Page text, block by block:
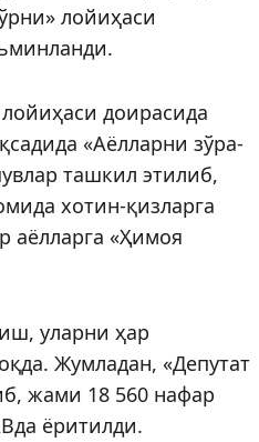
лойи­ҳаси
дои­расида
«Аёлларни зўра­
ташкил этилиб,
хотин-қизларга
аёлларга «Ҳимоя
уларни ҳар
Жумладан, «Депутат
жами 18 560 нафар
ёритилди.